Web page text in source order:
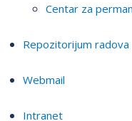
Centar za
Repozitorijum radova
Webmail
Intranet